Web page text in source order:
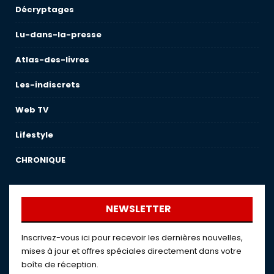
Décryptages
Lu-dans-la-presse
Atlas-des-livres
Les-indiscrets
Web TV
Lifestyle
CHRONIQUE
NEWSLETTER
Inscrivez-vous ici pour recevoir les dernières nouvelles,
mises à jour et offres spéciales directement dans votre
boîte de réception.